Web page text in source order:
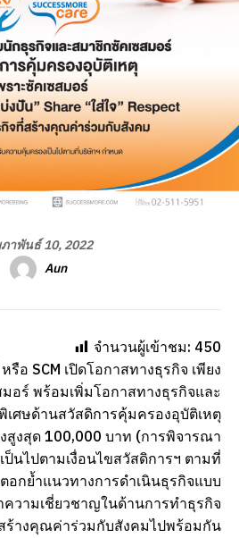
าพันธ์ 10, 2022
Aun
จำนวนผู้เข้าชม: 450
อ SCM เปิดโอกาสทางธุรกิจ เพียง
อร์ พร้อมเพิ่มโอกาสทางธุรกิจและ
เศษด้านสวัสดิการคุ้มครองอุบัติเหตุ
สูงสุด 100,000 บาท (การพิจารณา
นไปตามเงื่อนไขสวัสดิการฯ ตามที่
อกย้ำแนวทางการดำเนินธุรกิจแบบ
ความเชี่ยวชาญในด้านการทำธุรกิจ
ร้างคุณค่าร่วมกับสังคมไปพร้อมกัน